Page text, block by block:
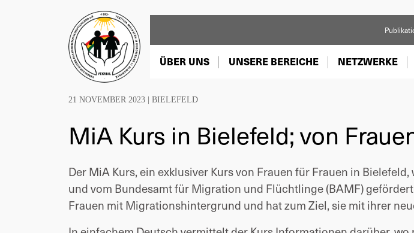
ÜBER UNS UNSERE BEREICHE NETZWERKE
21 NOVEMBER 2023 | BIELEFELD
MiA Kurs in Bielefeld; von
Der MiA Kurs, ein exklusiver Kurs von Frauen für Frauen in
und vom Bundesamt für Migration und Flüchtlinge (BAMF)
Frauen mit Migrationshintergrund und hat zum Ziel, sie mit ihrer